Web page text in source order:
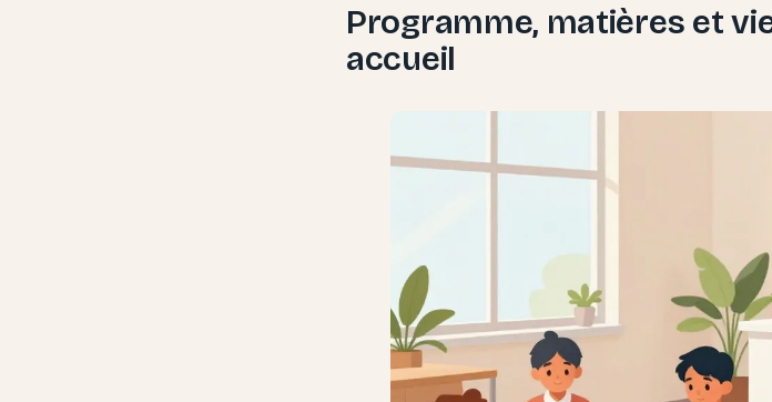
Programme, matières et
accueil